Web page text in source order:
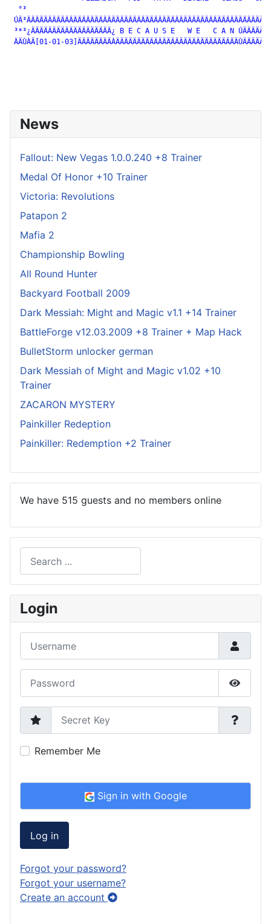
°³
³*³¿ÄÄÄÄÄÄÄÄÄÄÄÄÄÄÄÄÄÄÄ¿ B E C A U S E   W E   C A N
ÀÄÙÀÄ[01-01-
News
Fallout: New Vegas 1.0.0.240 +8 Trainer
Medal Of Honor +10 Trainer
Victoria: Revolutions
Patapon 2
Mafia 2
Championship Bowling
All Round Hunter
Backyard Football 2009
Dark Messiah: Might and Magic v1.1 +14 Trainer
BattleForge v12.03.2009 +8 Trainer + Map Hack
BulletStorm unlocker german
Dark Messiah of Might and Magic v1.02 +10
Trainer
ZACARON MYSTERY
Painkiller Redeption
Painkiller: Redemption +2 Trainer
We have 515 guests and no members online
Type 2 or more characters for results.
Login
Show
Secret Key
Remember Me
Sign in with Google
Log in
Forgot your password?
Forgot your username?
Create an account